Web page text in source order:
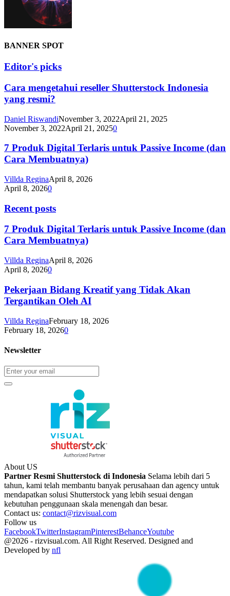
BANNER SPOT
Editor's picks
Cara mengetahui reseller Shutterstock Indonesia
yang resmi?
Daniel RiswandiNovember 3, 2022April 21, 2025
November 3, 2022April 21, 20250
7 Produk Digital Terlaris untuk Passive Income (dan
Cara Membuatnya)
Villda ReginaApril 8, 2026
April 8, 20260
Recent posts
7 Produk Digital Terlaris untuk Passive Income (dan
Cara Membuatnya)
Villda ReginaApril 8, 2026
April 8, 20260
Pekerjaan Bidang Kreatif yang Tidak Akan
Tergantikan Oleh AI
Villda ReginaFebruary 18, 2026
February 18, 20260
Newsletter
About US
Partner Resmi Shutterstock di Indonesia Selama lebih dari 5
tahun, kami telah membantu banyak perusahaan dan agency untuk
mendapatkan solusi Shutterstock yang lebih sesuai dengan
kebutuhan penggunaan skala menengah dan besar.
Contact us: contact@rizvisual.com
Follow us
FacebookTwitterInstagramPinterestBehanceYoutube
@2026 - rizvisual.com. All Right Reserved. Designed and
Developed by nfl